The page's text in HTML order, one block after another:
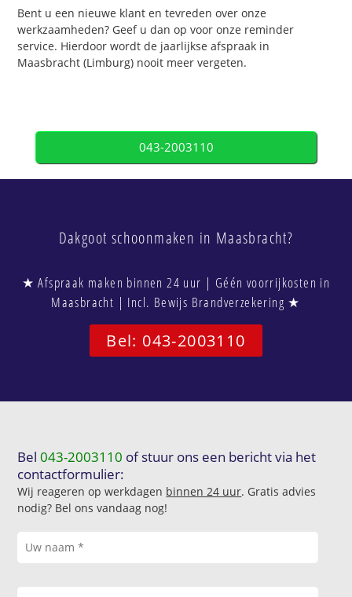
Bent u een nieuwe klant en tevreden over onze
werkzaamheden? Geef u dan op voor onze reminder
service. Hierdoor wordt de jaarlijkse afspraak in
Maasbracht (Limburg) nooit meer vergeten.
043-2003110
Dakgoot schoonmaken in Maasbracht?
★ Afspraak maken binnen 24 uur | Géén voorrijkosten in
Maasbracht | Incl. Bewijs Brandverzekering ★
Bel: 043-2003110
Bel043-2003110 of stuur ons een bericht via het
contactformulier:
Wij reageren op werkdagen binnen 24 uur. Gratis advies
nodig? Bel ons vandaag nog!